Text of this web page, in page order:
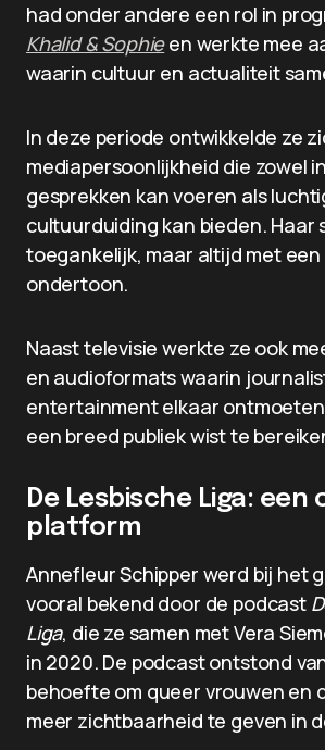
had onder andere een rol in
Khalid & Sophieen werkte mee
waarin cultuur en actualiteit
In deze periode ontwikkelde ze
mediapersoonlijkheid die zowel
gesprekken kan voeren als
cultuurduiding kan bieden. Haar
toegankelijk, maar altijd met
ondertoon.
Naast televisie werkte ze ook
en audioformats waarin
entertainment elkaar
een breed publiek wist te
De Lesbische Liga:
platform
Annefleur Schipper werd bij het
vooral bekend door de podcast
Liga, die ze samen met Vera
in 2020. De podcast ontstond
behoefte om queer vrouwen en
meer zichtbaarheid te geven in